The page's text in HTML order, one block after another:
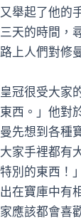
舉起了他的
天的時間，
上人們對修
冠很受大
西。」他對
先想到各種
家手裡都有
別的東西！
在寶庫中有
應該都會喜